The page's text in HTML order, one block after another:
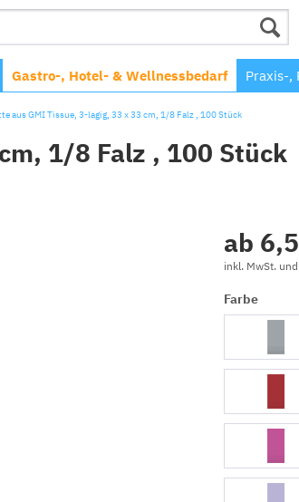
Gastro-, Hotel- & Wellnessbedarf Praxis-,
aus GMI Tissue, 3-lagig, 33 x 33 cm, 1/8 Falz , 100 Stück
1/8 Falz , 100 Stück
ab
inkl. MwSt. und
Farbe